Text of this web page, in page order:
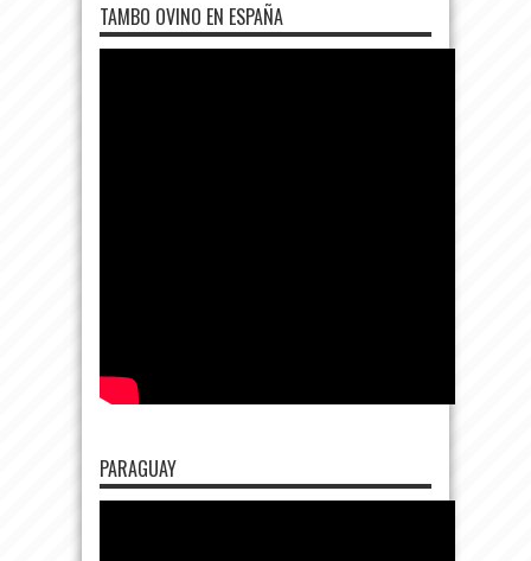
TAMBO OVINO EN ESPAÑA
PARAGUAY